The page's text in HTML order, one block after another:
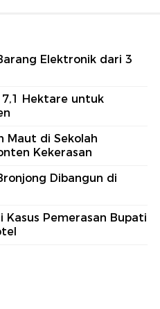
Elektronik dari 3
7,1 Hektare untuk
Maut di Sekolah
Kekerasan
Dibangun di
Kasus Pemerasan Bupati